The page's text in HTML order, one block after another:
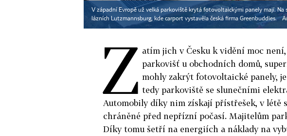
V západní Evropě už velká parkoviště krytá fotovoltaickými panely mají.
lázních Lutzmannsburg, kde carport vystavěla česká firma Greenbuddies.
Z atím jich v Česku k vidění moc
parkovišť u obchodních domů,
mohly zakrýt fotovoltaické panely,
tedy parkoviště se slunečními
Automobily díky nim získají přístřešek, v létě
chráněné před nepřízní počasí. Majitelům
Díky tomu šetří na energiích a náklady na